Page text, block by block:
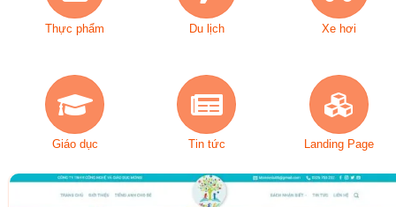
Thực phẩm Du lịch Xe hơi
Giáo dục Tin tức Landing Page